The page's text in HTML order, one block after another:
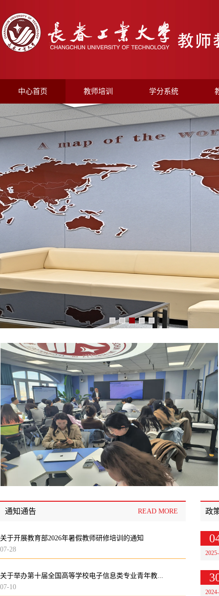
中心首页 教师培训 学分系统
通知通告 READ MORE
关于开展教育部2026年暑假教师研修培训的通知
07-28
关于举办第十届全国高等学校电子信息类专业青年教...
07-10
政